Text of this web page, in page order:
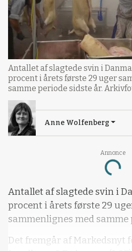
Annonce
Antallet af slagtede svin i
procent i årets første 29 uger
samme periode sidste år.
Anne Wolfenberg
Antallet af slagtede svin i
procent i årets første 29
sammenlignes med samme
Det fremgår af Markedsnyt